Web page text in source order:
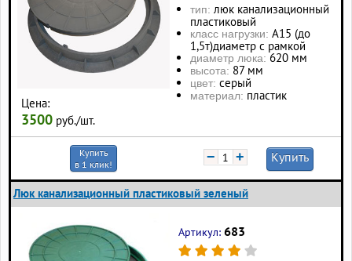
Цена:
3500 руб./шт.
тип: люк канализационный
пластиковый
класс нагрузки: А15 (до
1,5т)диаметр с рамкой
диаметр люка: 620 мм
высота: 87 мм
цвет: серый
материал: пластик
Купить
в 1 клик!
− + Купить
Люк канализационный пластиковый зеленый
Артикул: 683